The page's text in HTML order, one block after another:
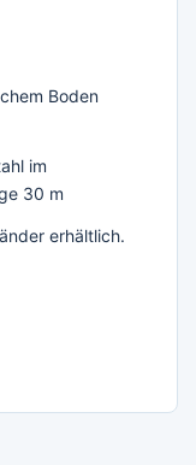
Boden
im
30 m
erhältlich.